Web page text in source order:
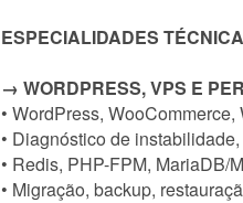
ESPECIALIDADES
→ WORDPRESS, VPS E
• WordPress,
• Diagnóstico de
• Redis, PHP-FPM, MariaDB/
• Migração, backup,